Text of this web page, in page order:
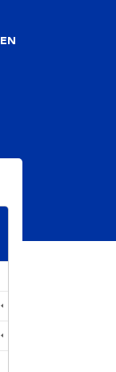
EN